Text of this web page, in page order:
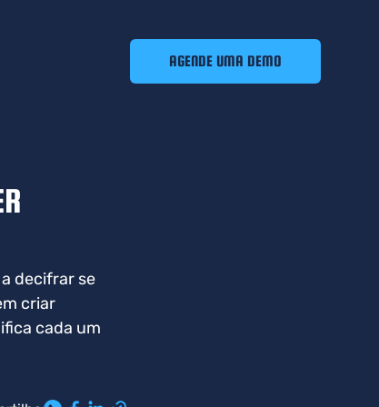
AGENDE UMA DEMO
decifrar se
criar
cada um